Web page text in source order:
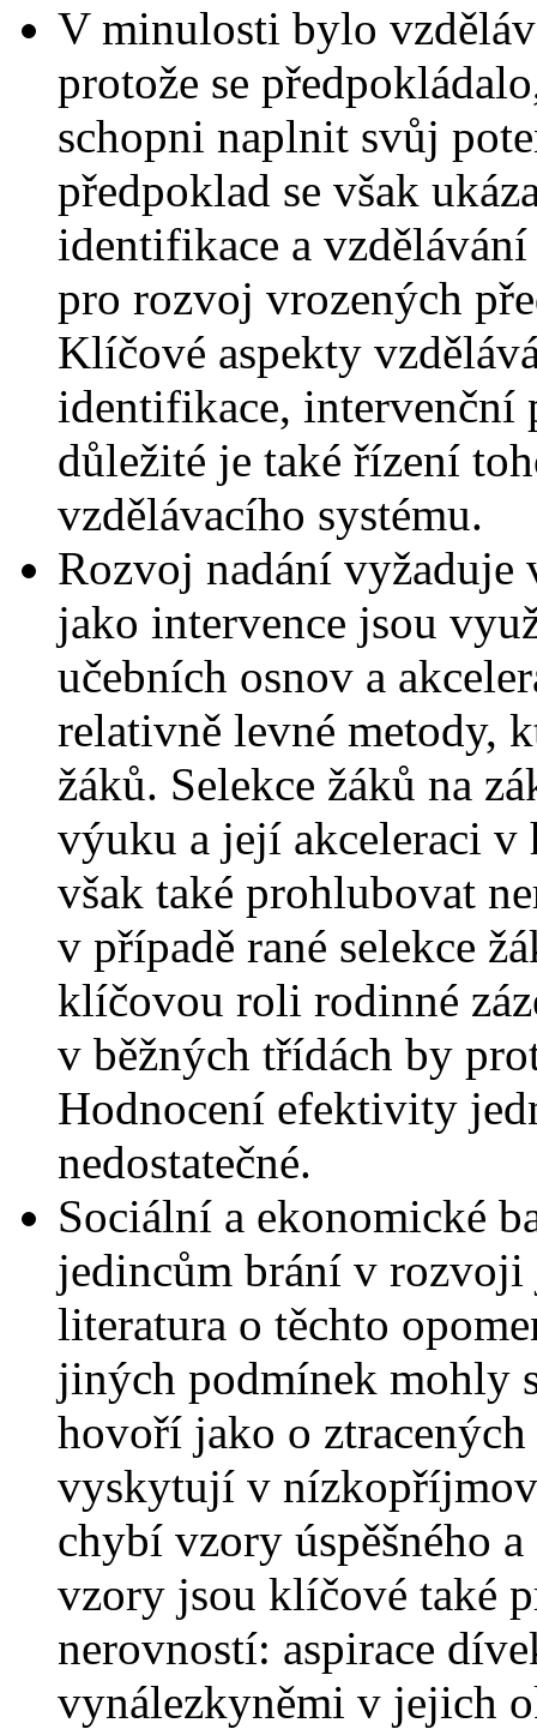
V minulosti bylo
protože se
schopni naplnit svůj
předpoklad se však
identifikace a
pro rozvoj vrozených
Klíčové aspekty
identifikace, intervenční
důležité je také řízení
vzdělávacího systému.
Rozvoj nadání vyžaduje
jako intervence jsou
učebních osnov a
relativně levné metody,
žáků. Selekce žáků na
výuku a její akceleraci v
však také prohlubovat
v případě rané selekce
klíčovou roli rodinné
v běžných třídách by
Hodnocení efektivity
nedostatečné.
Sociální a ekonomické
jedincům brání v
literatura o těchto
jiných podmínek mohly
hovoří jako o
vyskytují v
chybí vzory úspěšného
vzory jsou klíčové také
nerovností: aspirace
vynálezkyněmi v jejich